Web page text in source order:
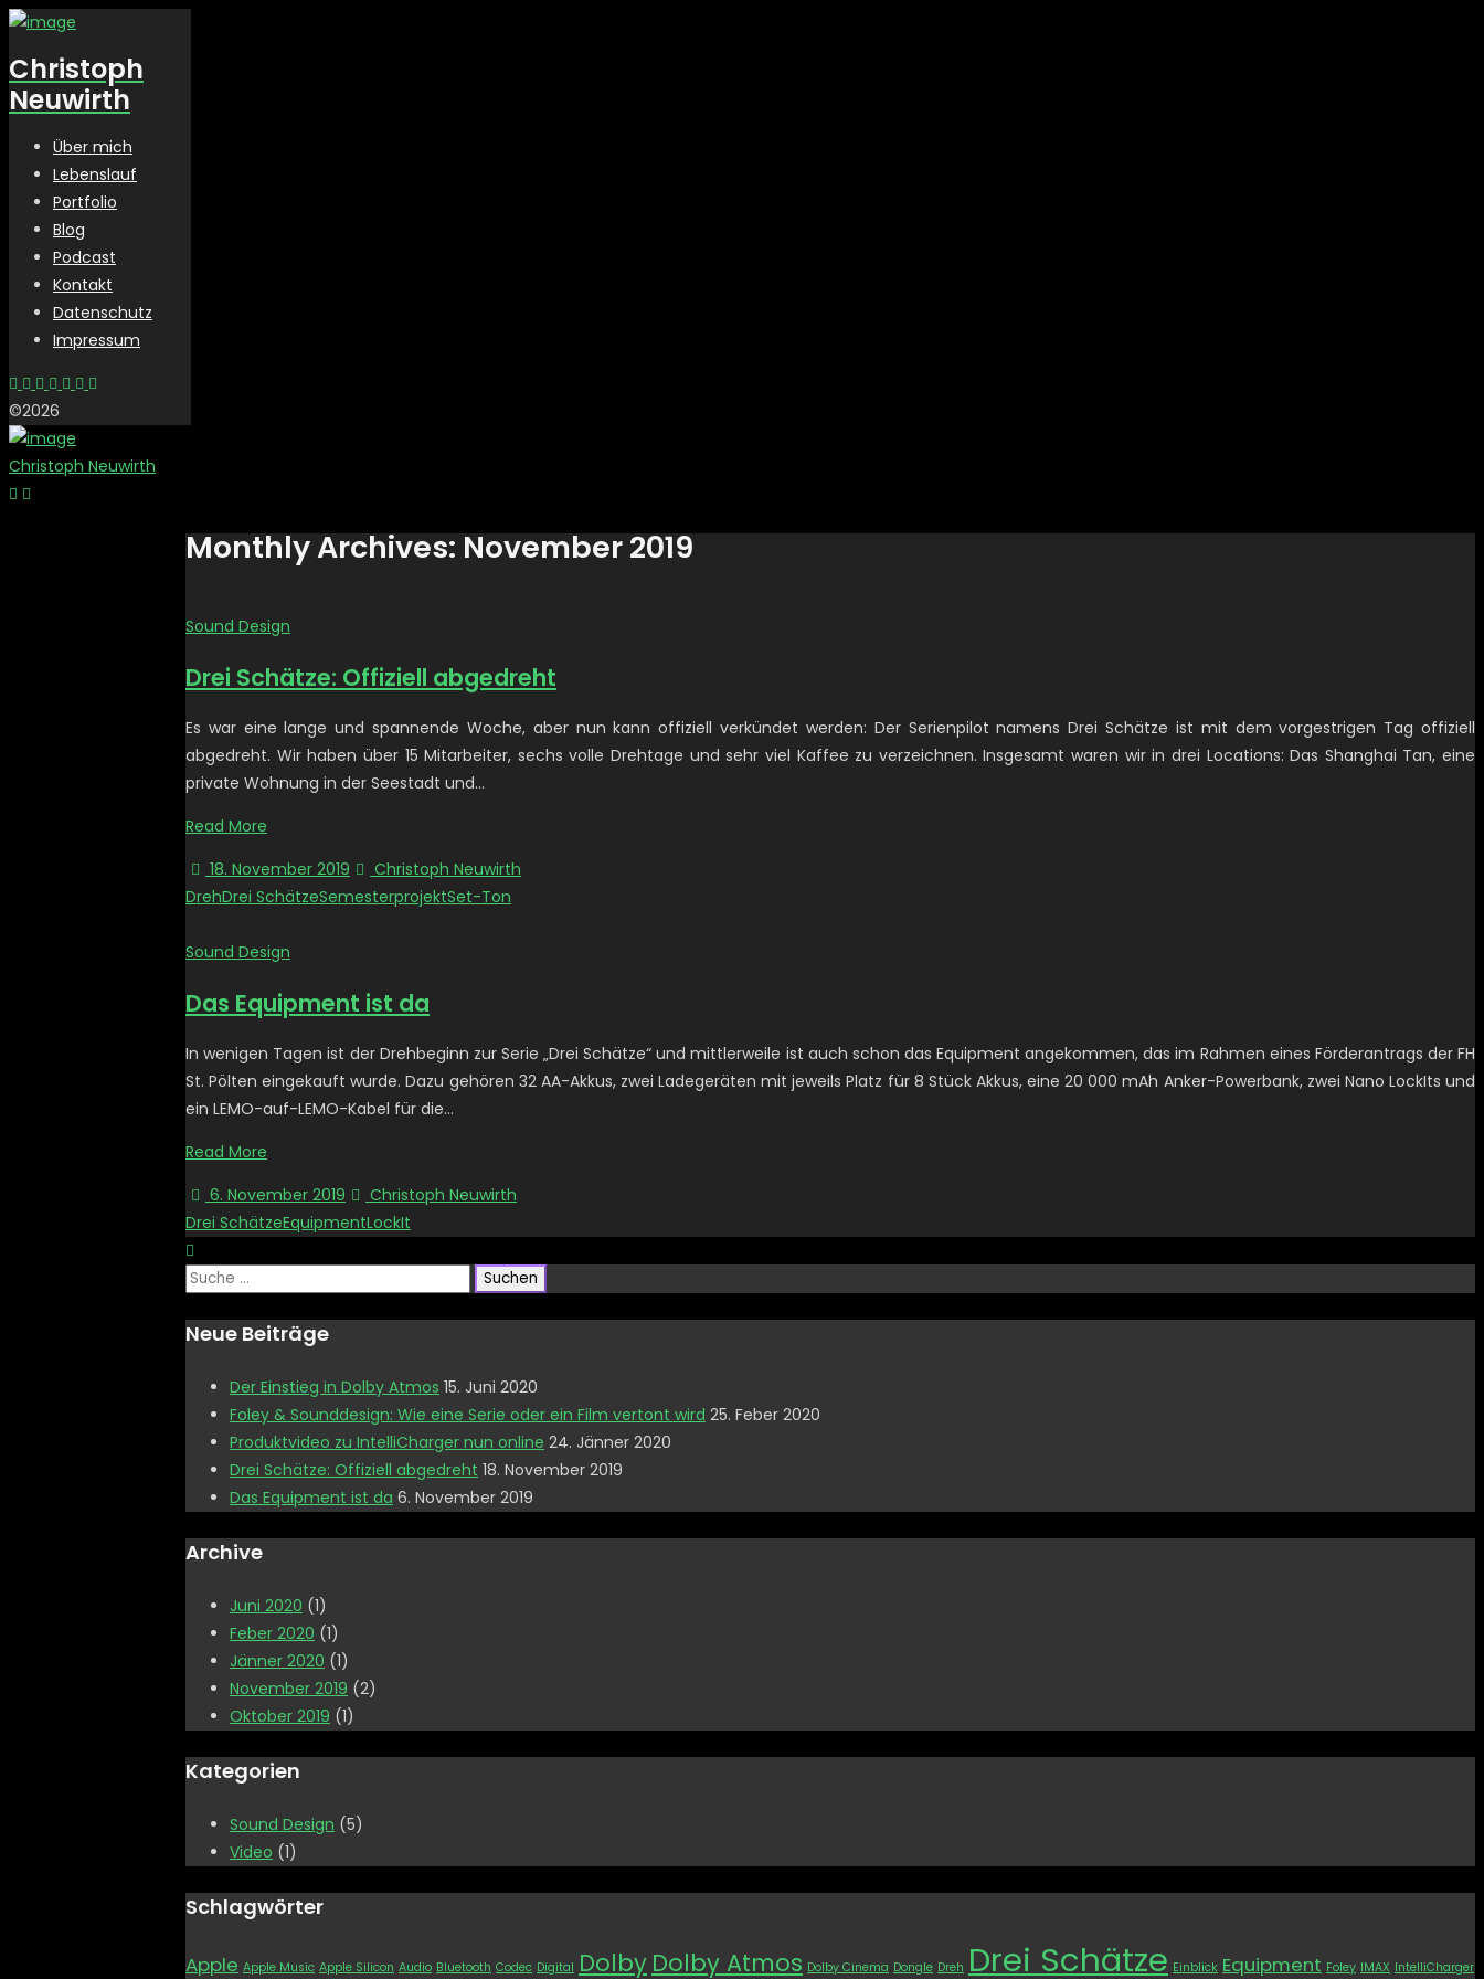
Christoph
Neuwirth
Über mich
Lebenslauf
Portfolio
Blog
Podcast
Kontakt
Datenschutz
Impressum
©2026
Christoph Neuwirth
Monthly Archives: November 2019
Sound Design
Drei Schätze: Offiziell abgedreht
Es war eine lange und spannende Woche, aber nun kann offiziell verkündet werden: Der Serienpilot namens Drei Schätze ist mit dem vorgestrigen Tag offiziell
abgedreht. Wir haben über 15 Mitarbeiter, sechs volle Drehtage und sehr viel Kaffee zu verzeichnen. Insgesamt waren wir in drei Locations: Das Shanghai Tan, eine
private Wohnung in der Seestadt und…
Read More
18. November 2019
Christoph Neuwirth
DrehDrei SchätzeSemesterprojektSet-Ton
Sound Design
Das Equipment ist da
In wenigen Tagen ist der Drehbeginn zur Serie „Drei Schätze“ und mittlerweile ist auch schon das Equipment angekommen, das im Rahmen eines Förderantrags der FH
St. Pölten eingekauft wurde. Dazu gehören 32 AA-Akkus, zwei Ladegeräten mit jeweils Platz für 8 Stück Akkus, eine 20 000 mAh Anker-Powerbank, zwei Nano LockIts und
ein LEMO-auf-LEMO-Kabel für die…
Read More
6. November 2019
Christoph Neuwirth
Drei SchätzeEquipmentLockIt
Suche
Neue Beiträge
Der Einstieg in Dolby Atmos 15. Juni 2020
Foley & Sounddesign: Wie eine Serie oder ein Film vertont wird 25. Feber 2020
Produktvideo zu IntelliCharger nun online 24. Jänner 2020
Drei Schätze: Offiziell abgedreht 18. November 2019
Das Equipment ist da 6. November 2019
Archive
Juni 2020 (1)
Feber 2020 (1)
Jänner 2020 (1)
November 2019 (2)
Oktober 2019 (1)
Kategorien
Sound Design (5)
Video (1)
Schlagwörter
Apple Apple Music Apple Silicon Audio Bluetooth Codec Digital Dolby Dolby Atmos Dolby Cinema Dongle Dreh Drei Schätze Einblick Equipment Foley IMAX IntelliCharger